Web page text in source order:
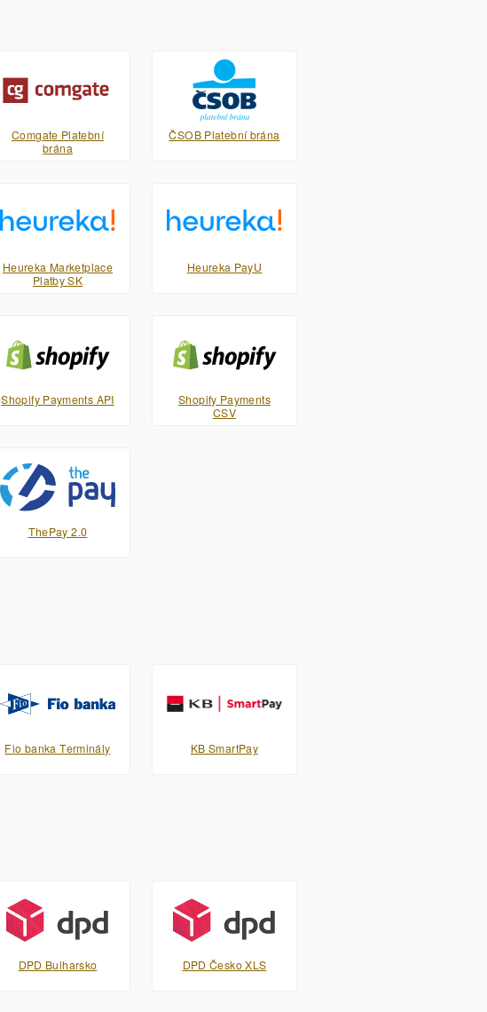
Comgate Platební
brána
ČSOB Platební brána
Heureka Marketplace
Platby SK
Heureka PayU
Shopify Payments API
Shopify Payments
CSV
ThePay 2.0
Fio banka Terminály KB SmartPay
DPD Bulharsko DPD Česko XLS